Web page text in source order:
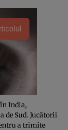
India,
de Sud. Jucătorii
a trimite